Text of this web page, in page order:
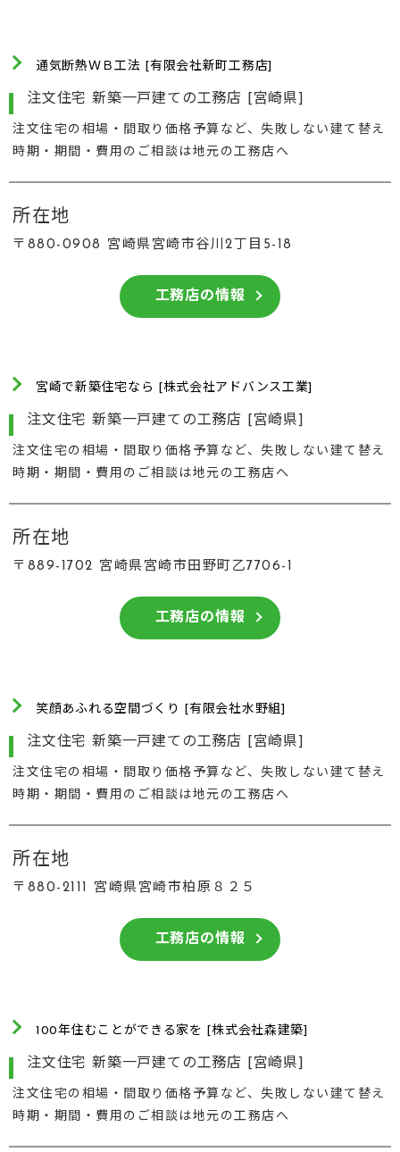
通気断熱ＷＢ工法 [有限会社新町工務店]
注文住宅 新築一戸建ての工務店 [宮崎県]
注文住宅の相場・間取り価格予算など、失敗しない建て替え
時期・期間・費用のご相談は地元の工務店へ
所在地
〒880-0908 宮崎県宮崎市谷川2丁目5-18
工務店の情報
宮崎で新築住宅なら [株式会社アドバンス工業]
注文住宅 新築一戸建ての工務店 [宮崎県]
注文住宅の相場・間取り価格予算など、失敗しない建て替え
時期・期間・費用のご相談は地元の工務店へ
所在地
〒889-1702 宮崎県宮崎市田野町乙7706-1
工務店の情報
笑顔あふれる空間づくり [有限会社水野組]
注文住宅 新築一戸建ての工務店 [宮崎県]
注文住宅の相場・間取り価格予算など、失敗しない建て替え
時期・期間・費用のご相談は地元の工務店へ
所在地
〒880-2111 宮崎県宮崎市柏原８２５
工務店の情報
100年住むことができる家を [株式会社森建築]
注文住宅 新築一戸建ての工務店 [宮崎県]
注文住宅の相場・間取り価格予算など、失敗しない建て替え
時期・期間・費用のご相談は地元の工務店へ